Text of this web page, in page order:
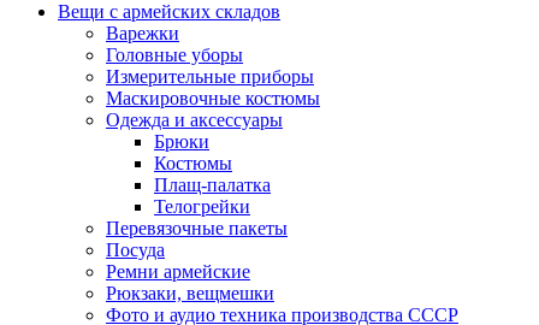
Вещи с армейских складов
Варежки
Головные уборы
Измерительные приборы
Маскировочные костюмы
Одежда и аксессуары
Брюки
Костюмы
Плащ-палатка
Телогрейки
Перевязочные пакеты
Посуда
Ремни армейские
Рюкзаки, вещмешки
Фото и аудио техника производства СССР